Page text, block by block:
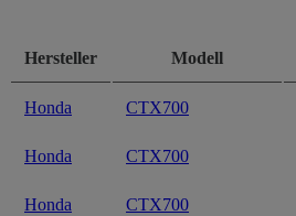
Hersteller Modell
Honda CTX700
Honda CTX700
Honda CTX700